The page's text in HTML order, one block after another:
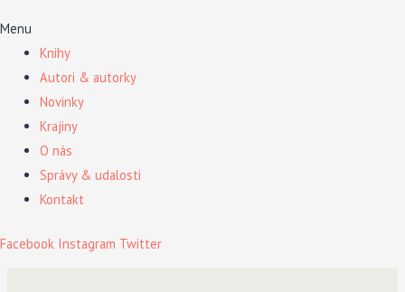
Menu
Knihy
Autori & autorky
Novinky
Krajiny
O nás
Správy & udalosti
Kontakt
Facebook Instagram Twitter